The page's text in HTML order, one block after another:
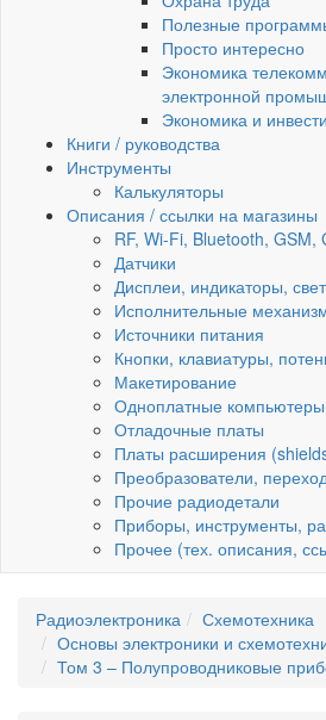
Полезные
Просто интересно
Экономика
электронной
Экономика и
Книги / руководства
Инструменты
Калькуляторы
Описания / ссылки на магазины
RF, Wi-Fi, Bluetooth, GSM,
Датчики
Дисплеи, индикаторы,
Исполнительные
Источники питания
Кнопки, клавиатуры,
Макетирование
Одноплатные компьютеры
Отладочные платы
Платы расширения
Преобразователи,
Прочие радиодетали
Приборы, инструменты,
Прочее (тех. описания,
Радиоэлектроника
Схемотехника
Основы электроники и
Том 3 – Полупроводниковые